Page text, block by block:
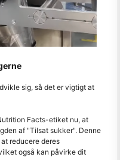
sig, så det er vigtigt at
Facts-etiket nu, at
af "Tilsat sukker". Denne
reducere deres
også kan påvirke dit